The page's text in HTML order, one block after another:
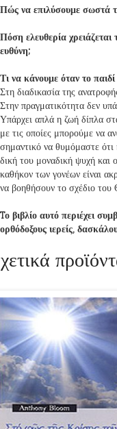
Πώς να επιλύσουμε σωστά
Πόση ελευθερία χρειάζεται
ευθύνη;
Τι να κάνουμε όταν το
Στη διαδικασία της
Στην πραγματικότητα δεν
Υπάρχει απλά η ζωή δίπλα
με τις οποίες μπορούμε να
σημαντικό να θυμόμαστε
δική του μοναδική ψυχή και
καθήκον των γονέων είναι
να βοηθήσουν το σχέδιο του
Tο βιβλίο αυτό περιέχει
ορθόδοξους ιερείς,